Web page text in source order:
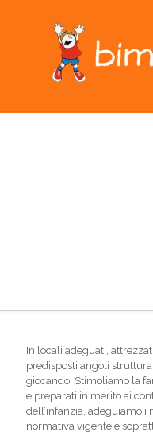
In locali adeguati,
predisposti angoli
giocando. Stimoliamo la
e preparati in merito ai
dell’infanzia, adeguiamo
normativa vigente e